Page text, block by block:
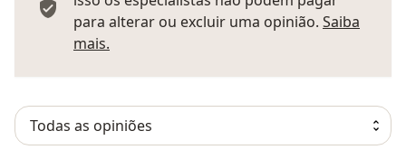
para alterar ou excluir uma opinião. Saiba
mais.